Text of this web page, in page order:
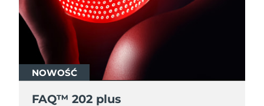
NOWOŚĆ
FAQ™ 202 plus